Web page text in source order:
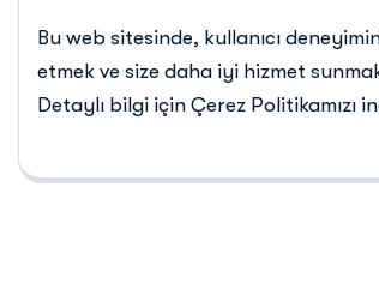
Bu web sitesinde, kullanıcı
etmek ve size daha iyi hizmet
Detaylı bilgi için Çerez Politikamızı